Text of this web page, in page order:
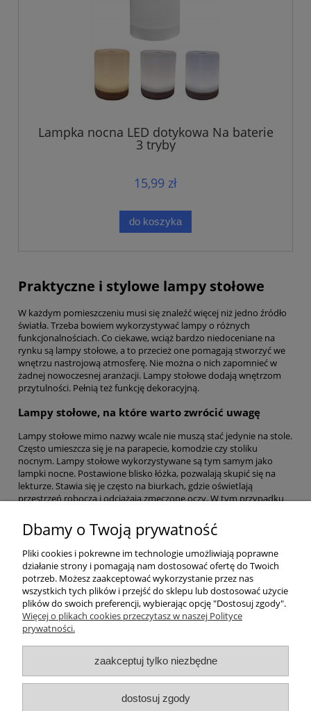
Lampka nocna LED dotykowa Na baterie
3 tryby
15,99 zł
do koszyka
Praktyczne i stylowe lampy stołowe
W każdym pomieszczeniu musi się znaleźć więcej niż jedno źródło
światła. Trzeba bowiem wykorzystywać lampy o różnych
funkcjonalnościach. Co ciekawe, wciąż bardzo niedoceniane na
rynku są lampy stołowe, a to przecież one pomagają stworzyć we
wnętrzu nastrojową atmosferę. Nie można o nich zapomnieć w
żadnej nowoczesnej aranżacji. Lampy stołowe dodają wnętrzom
przytulności. Pełnią też funkcję dekoracyjną.
Lampy stołowe, na które warto zwrócić uwagę
Lampy stołowe mimo nazwy wcale nie muszą stać jedynie na stole.
Często umieszcza się je na parapecie, komodzie czy stoliku
nocnym. Lampy stołowe wykorzystywane są tym samym jako
lampki nocne. Postawione blisko łóżka, pozwalają skupić się na
lekturze. Stawia się je często na biurkach, gdzie oświetlają
przestrzeń roboczą i odciążają zmęczone oczy. W tym przypadku
dopasować do swoich potrzeb.
Pomoc
Moje konto
Płatności i dostawa
Dbamy o Twoją prywatność
Pliki cookies i pokrewne im technologie umożliwiają poprawne
działanie strony i pomagają nam dostosować ofertę do Twoich
potrzeb. Możesz zaakceptować wykorzystanie przez nas
wszystkich tych plików i przejść do sklepu lub dostosować użycie
plików do swoich preferencji, wybierając opcję "Dostosuj zgody".
Więcej o plikach cookies przeczytasz w naszej Polityce
prywatności.
zaakceptuj tylko niezbędne
dostosuj zgody